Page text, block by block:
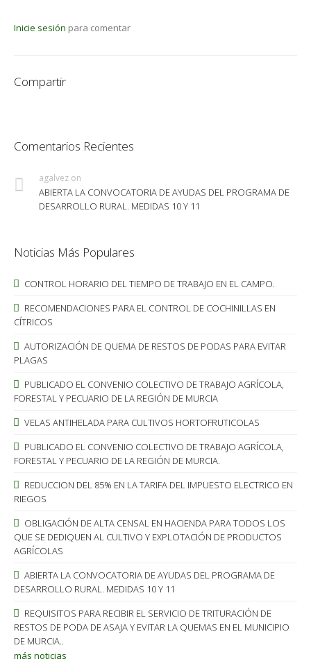
Inicie sesión para comentar
Compartir
Comentarios Recientes
agalvez on
ABIERTA LA CONVOCATORIA DE AYUDAS DEL PROGRAMA DE
DESARROLLO RURAL. MEDIDAS 10 Y 11
Noticias Más Populares
CONTROL HORARIO DEL TIEMPO DE TRABAJO EN EL CAMPO.
RECOMENDACIONES PARA EL CONTROL DE COCHINILLAS EN
CÍTRICOS
AUTORIZACIÓN DE QUEMA DE RESTOS DE PODAS PARA EVITAR
PLAGAS
PUBLICADO EL CONVENIO COLECTIVO DE TRABAJO AGRÍCOLA,
FORESTAL Y PECUARIO DE LA REGIÓN DE MURCIA
VELAS ANTIHELADA PARA CULTIVOS HORTOFRUTICOLAS
PUBLICADO EL CONVENIO COLECTIVO DE TRABAJO AGRÍCOLA,
FORESTAL Y PECUARIO DE LA REGIÓN DE MURCIA.
REDUCCION DEL 85% EN LA TARIFA DEL IMPUESTO ELECTRICO EN
RIEGOS
OBLIGACIÓN DE ALTA CENSAL EN HACIENDA PARA TODOS LOS
QUE SE DEDIQUEN AL CULTIVO Y EXPLOTACIÓN DE PRODUCTOS
AGRÍCOLAS
ABIERTA LA CONVOCATORIA DE AYUDAS DEL PROGRAMA DE
DESARROLLO RURAL. MEDIDAS 10 Y 11
REQUISITOS PARA RECIBIR EL SERVICIO DE TRITURACIÓN DE
RESTOS DE PODA DE ASAJA Y EVITAR LA QUEMAS EN EL MUNICIPIO
DE MURCIA..
más noticias